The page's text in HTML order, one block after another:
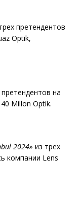
претендентов
Optik,
претендентов на
Millon Optik.
2024» из трех
компании Lens